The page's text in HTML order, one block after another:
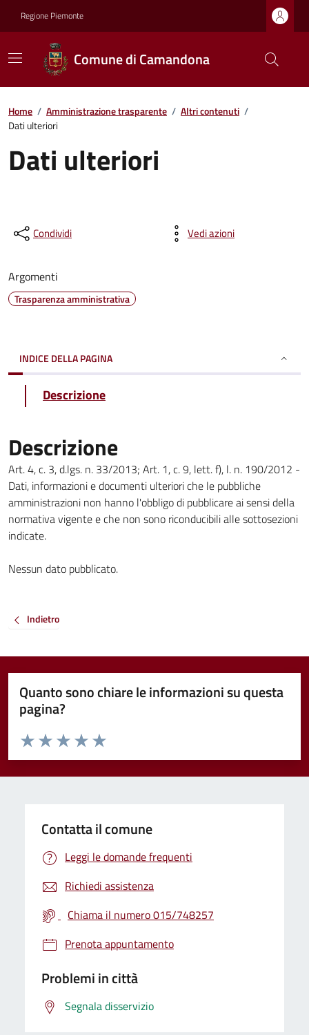
Regione Piemonte
Comune di Camandona
Home / Amministrazione trasparente / Altri contenuti /
Dati ulteriori
Dati ulteriori
Condividi Vedi azioni
Argomenti
Trasparenza amministrativa
INDICE DELLA PAGINA
Descrizione
Descrizione
Art. 4, c. 3, d.lgs. n. 33/2013; Art. 1, c. 9, lett. f), l. n. 190/2012 -
Dati, informazioni e documenti ulteriori che le pubbliche
amministrazioni non hanno l'obbligo di pubblicare ai sensi della
normativa vigente e che non sono riconducibili alle sottosezioni
indicate.
Nessun dato pubblicato.
Indietro
Quanto sono chiare le informazioni su questa
pagina?
Valuta da 1 a 5 stelle la pagina
Valuta 5 stelle su 5
Valuta 4 stelle su 5
Valuta 3 stelle su 5
Valuta 2 stelle su 5
Valuta 1 stelle su 5
Contatta il comune
Leggi le domande frequenti
Richiedi assistenza
Chiama il numero 015/748257
Prenota appuntamento
Problemi in città
Segnala disservizio